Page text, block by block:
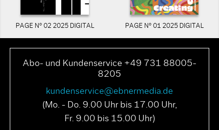
PAGE N° 02 2025 DIGITAL PAGE N° 01 2025 DIGITAL
Abo- und Kundenservice +49 731 88005-
8205
kundenservice@ebnermedia.de
(Mo. - Do. 9.00 Uhr bis 17.00 Uhr,
Fr. 9.00 bis 15.00 Uhr)